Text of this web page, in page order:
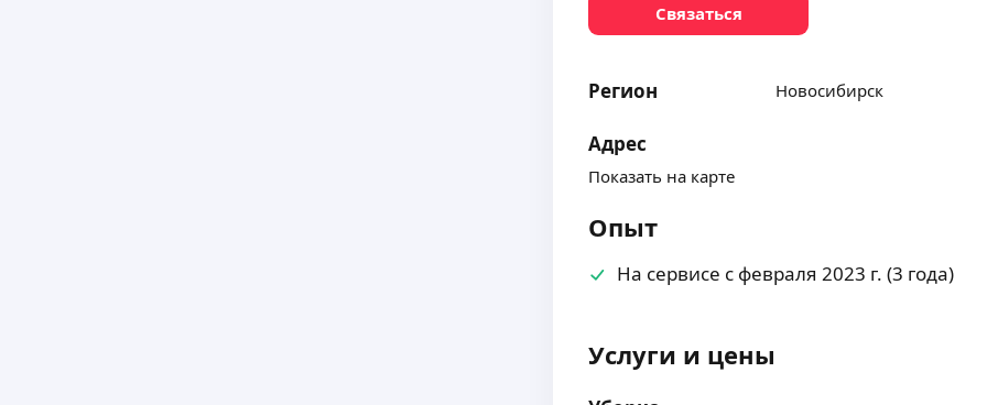
Связаться
Регион Новосибирск
Адрес
Показать на карте
Опыт
На сервисе с февраля 2023 г. (3 года)
Услуги и цены